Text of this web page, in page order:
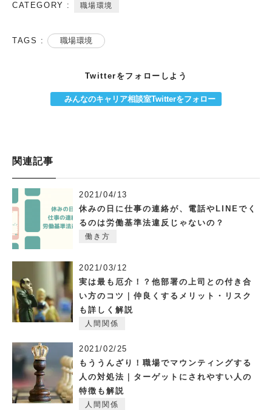
CATEGORY : 職場環境
TAGS : 職場環境
Twitterをフォローしよう
みんなのキャリア相談室Twitterをフォロー
関連記事
2021/04/13
休みの日に仕事の連絡が、電話やLINEでく
るのは労働基準法違反じゃないの？
働き方
2021/03/12
実は最も厄介！？他部署の上司との付き合
い方のコツ｜仲良くするメリット・リスク
も詳しく解説
人間関係
2021/02/25
もううんざり！職場でマウンティングする
人の対処法｜ターゲットにされやすい人の
特徴も解説
人間関係